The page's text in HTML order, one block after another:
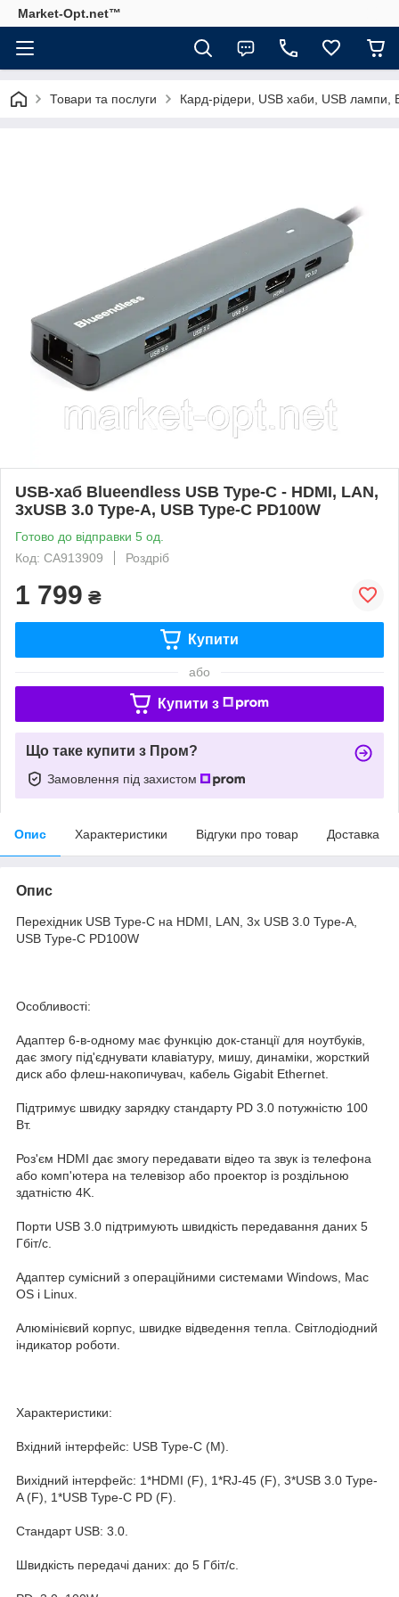
Market-Opt.net™
Товари та послуги Кард-рідери, USB хаби, USB лампи,
USB-хаб Blueendless USB Type-C - HDMI, LAN,
3xUSB 3.0 Type-A, USB Type-C PD100W
Готово до відправки 5 од.
Код: CA913909
Роздріб
1 799 ₴
Купити
або
Купити з
Що таке купити з Пром?
Замовлення під захистом
Опис Характеристики Відгуки про товар Доставка
Опис
Перехідник USB Type-C на HDMI, LAN, 3x USB 3.0 Type-A,
USB Type-C PD100W
Особливості:
Адаптер 6-в-одному має функцію док-станції для ноутбуків,
дає змогу під'єднувати клавіатуру, мишу, динаміки, жорсткий
диск або флеш-накопичувач, кабель Gigabit Ethernet.
Підтримує швидку зарядку стандарту PD 3.0 потужністю 100
Вт.
Роз'єм HDMI дає змогу передавати відео та звук із телефона
або комп'ютера на телевізор або проектор із роздільною
здатністю 4K.
Порти USB 3.0 підтримують швидкість передавання даних 5
Гбіт/с.
Адаптер сумісний з операційними системами Windows, Mac
OS і Linux.
Алюмінієвий корпус, швидке відведення тепла. Світлодіодний
індикатор роботи.
Характеристики:
Вхідний інтерфейс: USB Type-C (M).
Вихідний інтерфейс: 1*HDMI (F), 1*RJ-45 (F), 3*USB 3.0 Type-
A (F), 1*USB Type-C PD (F).
Стандарт USB: 3.0.
Швидкість передачі даних: до 5 Гбіт/с.